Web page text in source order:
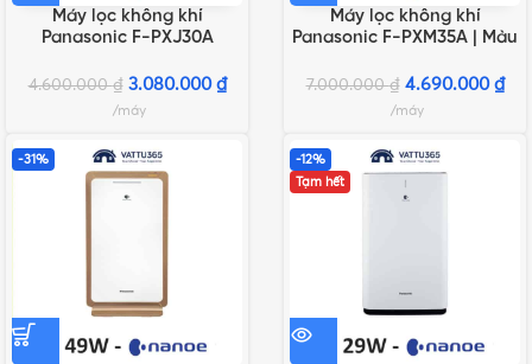
Máy lọc không khí
Panasonic F-PXJ30A
4.600.000₫ 3.080.000 ₫
máy
Máy lọc không khí
Panasonic F-PXM35A | Màu
7.000.000₫ 4.690.000 ₫
máy
-31%
-12%
Tạm hết